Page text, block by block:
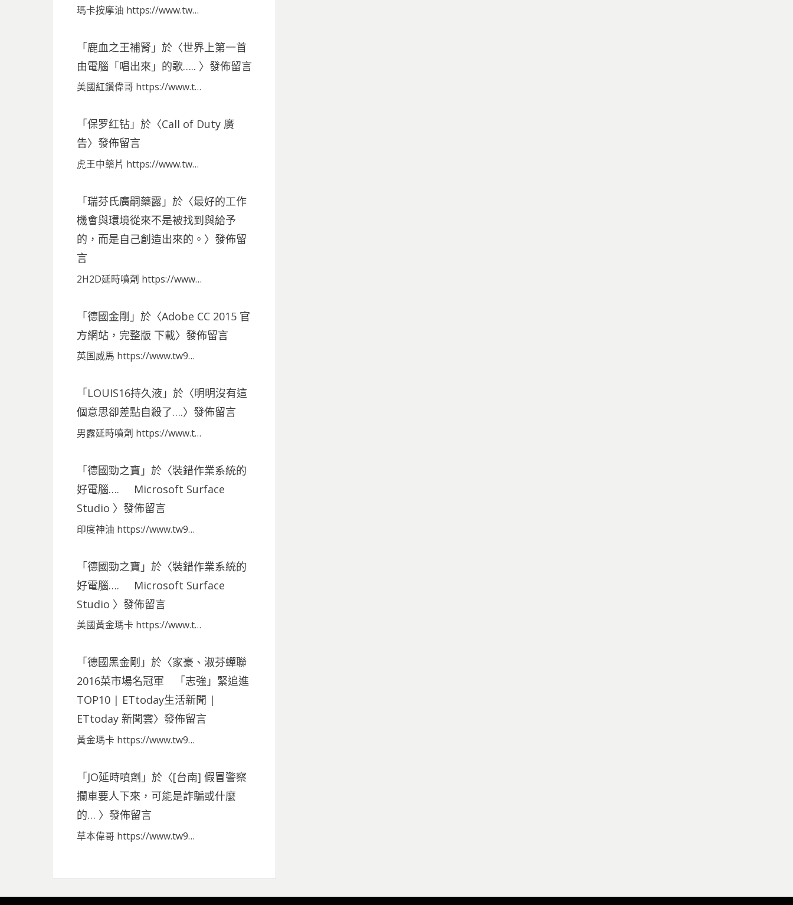
瑪卡按摩油 https://www.tw…
「鹿血之王補腎 」於〈世界上第一首
由電腦「唱出來」的歌….. 〉發佈留言
美國紅鑽偉哥 https://www.t…
「保罗红钻」於〈Call of Duty 廣
告〉發佈留言
虎王中藥片 https://www.tw…
「瑞芬氏廣嗣藥露」於〈最好的工作
機會與環境從來不是被找到與給予
的，而是自己創造出來的。 〉發佈留
言
2H2D延時噴劑 https://www…
「德國金剛 」於〈Adobe CC 2015 官
方網站，完整版 下載〉發佈留言
英国威馬 https://www.tw9…
「LOUIS16持久液」於〈明明沒有這
個意思卻差點自殺了….〉發佈留言
男露延時噴劑 https://www.t…
「德國勁之寶 」於〈裝錯作業系統的
好電腦…. Microsoft Surface
Studio 〉發佈留言
印度神油 https://www.tw9…
「德國勁之寶 」於〈裝錯作業系統的
好電腦…. Microsoft Surface
Studio 〉發佈留言
美國黃金瑪卡 https://www.t…
「德國黑金剛 」於〈家豪、淑芬蟬聯
2016菜市場名冠軍 「志強」緊追進
TOP10 | ETtoday生活新聞 |
ETtoday 新聞雲〉發佈留言
黃金瑪卡 https://www.tw9…
「JO延時噴劑 」於〈[台南] 假冒警察
攔車要人下來，可能是詐騙或什麼
的… 〉發佈留言
草本偉哥 https://www.tw9…